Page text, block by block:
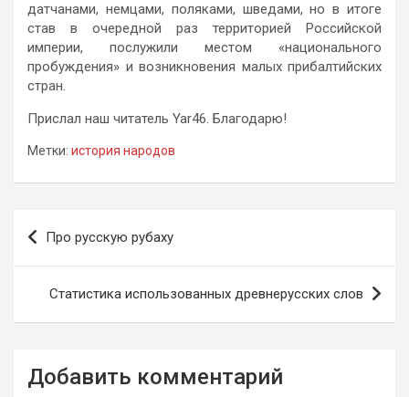
датчанами, немцами, поляками, шведами, но в итоге
став в очередной раз территорией Российской
империи, послужили местом «национального
пробуждения» и возникновения малых прибалтийских
стран.
Прислал наш читатель Yar46. Благодарю!
Метки: история народов
Навигация
по
записям
Про русскую рубаху
Статистика использованных древнерусских слов
Добавить комментарий